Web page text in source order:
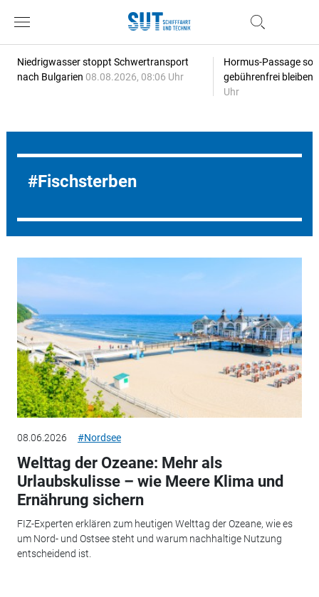
Niedrigwasser stoppt Schwertransport
nach Bulgarien 08.08.2026, 08:06 Uhr
Hormus-Passage
gebührenfrei bleiben
Uhr
Fischsterben
08.06.2026 #Nordsee
Welttag der Ozeane: Mehr als
Urlaubskulisse – wie Meere Klima und
Ernährung sichern
FIZ-Experten erklären zum heutigen Welttag der Ozeane, wie es
um Nord- und Ostsee steht und warum nachhaltige Nutzung
entscheidend ist.